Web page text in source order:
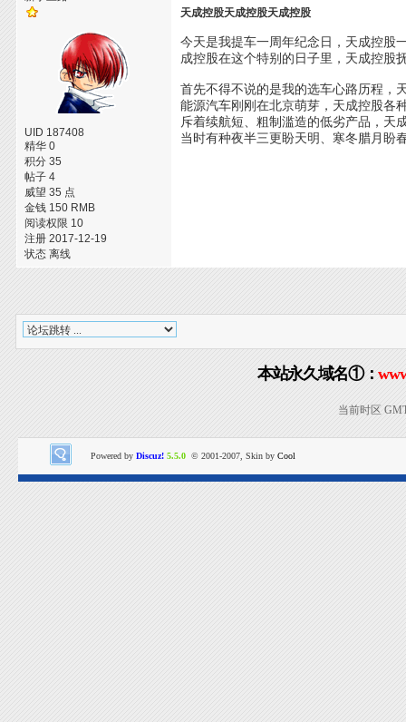
UID 187408
精华 0
积分 35
帖子 4
威望 35 点
金钱 150 RMB
阅读权限 10
注册 2017-12-19
状态 离线
天成控股天成控股天成控股
今天是我提车一周年纪念日，天成控股
成控股在这个特别的日子里，天成控股
首先不得不说的是我的选车心路历程，
能源汽车刚刚在北京萌芽，天成控股各
斥着续航短、粗制滥造的低劣产品，天
当时有种夜半三更盼天明、寒冬腊月盼
本站永久域名①：
当前时区
Powered by Discuz! 5.5.0 © 2001-2007, Skin by Cool